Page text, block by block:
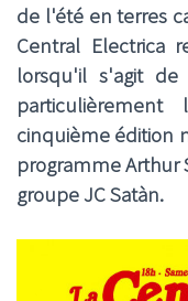
de l'été en terres
Central Electrica
lorsqu'il s'agit
cinquième édition
programme Arthur
groupe JC Satàn.